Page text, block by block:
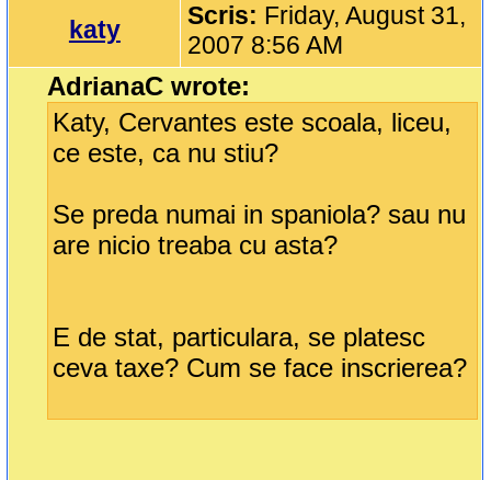
katy Scris: Friday, August 31,
2007 8:56 AM
AdrianaC wrote:
Katy, Cervantes este scoala, liceu,
ce este, ca nu stiu?
Se preda numai in spaniola? sau nu
are nicio treaba cu asta?
E de stat, particulara, se platesc
ceva taxe? Cum se face inscrierea?